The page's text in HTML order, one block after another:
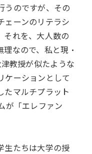
うのですが、その
ェーンのリテラシ
それを、大人数の
なので、私と現・
教授が似たような
ケーションとして
たマルチプラット
が「エレファン
生たちは大学の授